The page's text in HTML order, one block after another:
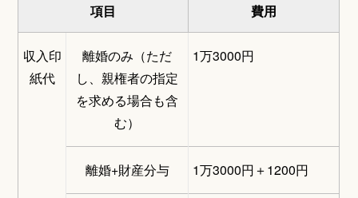
項目 費用
収入印
紙代
離婚のみ（ただ
し、親権者の指定
を求める場合も含
む）
1万3000円
離婚+財産分与 1万3000円＋1200円